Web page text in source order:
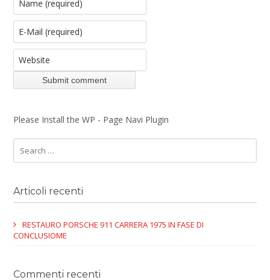
Please Install the WP - Page Navi Plugin
Articoli recenti
RESTAURO PORSCHE 911 CARRERA 1975 IN FASE DI
CONCLUSIOME
Commenti recenti